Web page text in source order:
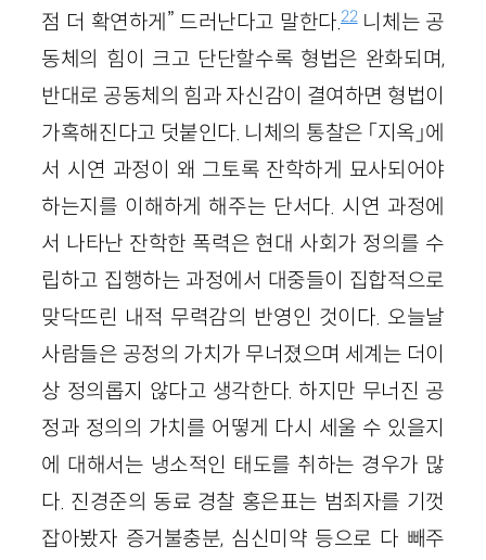
점 더 확연하게” 드러난다고 말한다.22니체는 공
동체의 힘이 크고 단단할수록 형법은 완화되며,
반대로 공동체의 힘과 자신감이 결여하면 형법이
가혹해진다고 덧붙인다. 니체의 통찰은 「지옥」에
서 시연 과정이 왜 그토록 잔학하게 묘사되어야
하는지를 이해하게 해주는 단서다. 시연 과정에
서 나타난 잔학한 폭력은 현대 사회가 정의를 수
립하고 집행하는 과정에서 대중들이 집합적으로
맞닥뜨린 내적 무력감의 반영인 것이다. 오늘날
사람들은 공정의 가치가 무너졌으며 세계는 더이
상 정의롭지 않다고 생각한다. 하지만 무너진 공
정과 정의의 가치를 어떻게 다시 세울 수 있을지
에 대해서는 냉소적인 태도를 취하는 경우가 많
다. 진경준의 동료 경찰 홍은표는 범죄자를 기껏
잡아봤자 증거불충분, 심신미약 등으로 다 빼주